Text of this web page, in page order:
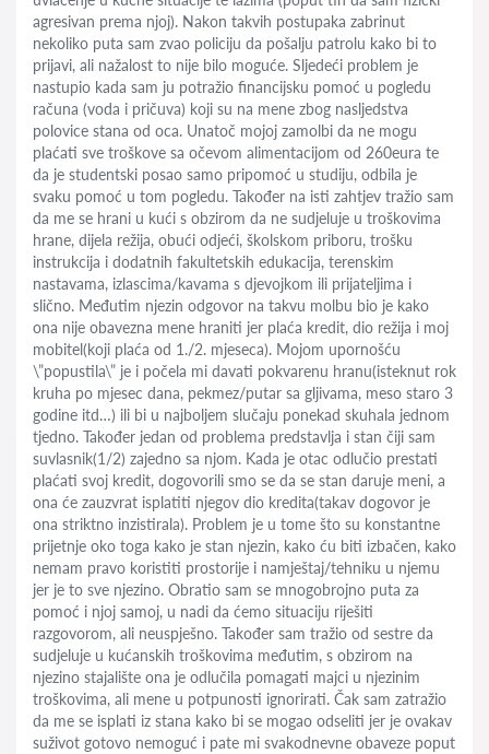
agresivan prema njoj). Nakon takvih postupaka zabrinut
nekoliko puta sam zvao policiju da pošalju patrolu kako bi to
prijavi, ali nažalost to nije bilo moguće. Sljedeći problem je
nastupio kada sam ju potražio financijsku pomoć u pogledu
računa (voda i pričuva) koji su na mene zbog nasljedstva
polovice stana od oca. Unatoč mojoj zamolbi da ne mogu
plaćati sve troškove sa očevom alimentacijom od 260eura te
da je studentski posao samo pripomoć u studiju, odbila je
svaku pomoć u tom pogledu. Također na isti zahtjev tražio sam
da me se hrani u kući s obzirom da ne sudjeluje u troškovima
hrane, dijela režija, obući odjeći, školskom priboru, trošku
instrukcija i dodatnih fakultetskih edukacija, terenskim
nastavama, izlascima/kavama s djevojkom ili prijateljima i
slično. Međutim njezin odgovor na takvu molbu bio je kako
ona nije obavezna mene hraniti jer plaća kredit, dio režija i moj
mobitel(koji plaća od 1./2. mjeseca). Mojom upornošću
\”popustila\” je i počela mi davati pokvarenu hranu(isteknut rok
kruha po mjesec dana, pekmez/putar sa gljivama, meso staro 3
godine itd…) ili bi u najboljem slučaju ponekad skuhala jednom
tjedno. Također jedan od problema predstavlja i stan čiji sam
suvlasnik(1/2) zajedno sa njom. Kada je otac odlučio prestati
plaćati svoj kredit, dogovorili smo se da se stan daruje meni, a
ona će zauzvrat isplatiti njegov dio kredita(takav dogovor je
ona striktno inzistirala). Problem je u tome što su konstantne
prijetnje oko toga kako je stan njezin, kako ću biti izbačen, kako
nemam pravo koristiti prostorije i namještaj/tehniku u njemu
jer je to sve njezino. Obratio sam se mnogobrojno puta za
pomoć i njoj samoj, u nadi da ćemo situaciju riješiti
razgovorom, ali neuspješno. Također sam tražio od sestre da
sudjeluje u kućanskih troškovima međutim, s obzirom na
njezino stajalište ona je odlučila pomagati majci u njezinim
troškovima, ali mene u potpunosti ignorirati. Čak sam zatražio
da me se isplati iz stana kako bi se mogao odseliti jer je ovakav
suživot gotovo nemoguć i pate mi svakodnevne obaveze poput